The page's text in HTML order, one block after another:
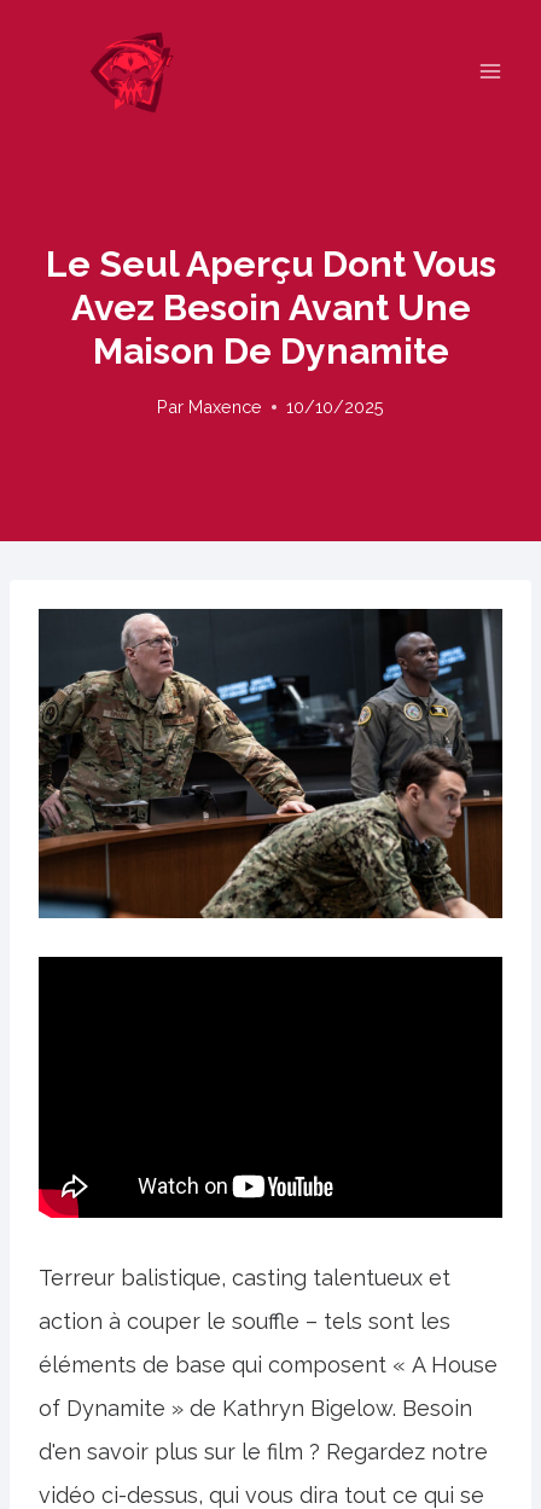
Le Seul Aperçu Dont Vous
Avez Besoin Avant Une
Maison De Dynamite
Par Maxence 10/10/2025
Terreur balistique, casting talentueux et
action à couper le souffle – tels sont les
éléments de base qui composent « A House
of Dynamite » de Kathryn Bigelow. Besoin
d'en savoir plus sur le film ? Regardez notre
vidéo ci-dessus, qui vous dira tout ce qui se